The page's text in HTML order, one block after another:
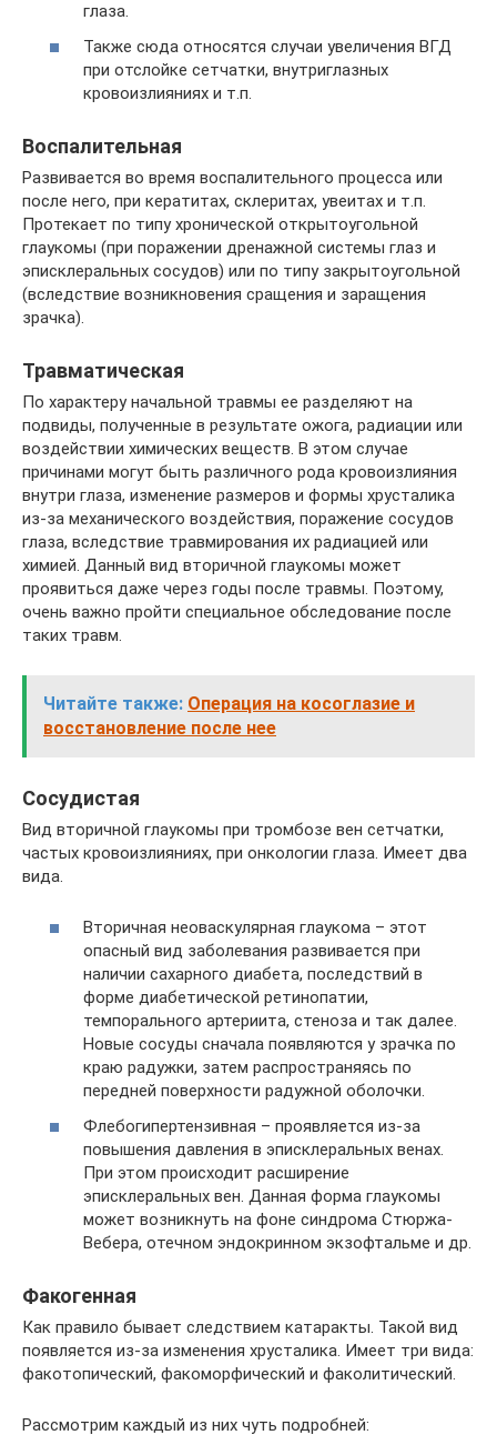
глаза.
Также сюда относятся случаи увеличения ВГД
при отслойке сетчатки, внутриглазных
кровоизлияниях и т.п.
Воспалительная
Развивается во время воспалительного процесса или
после него, при кератитах, склеритах, увеитах и т.п.
Протекает по типу хронической открытоугольной
глаукомы (при поражении дренажной системы глаз и
эписклеральных сосудов) или по типу закрытоугольной
(вследствие возникновения сращения и заращения
зрачка).
Травматическая
По характеру начальной травмы ее разделяют на
подвиды, полученные в результате ожога, радиации или
воздействии химических веществ. В этом случае
причинами могут быть различного рода кровоизлияния
внутри глаза, изменение размеров и формы хрусталика
из-за механического воздействия, поражение сосудов
глаза, вследствие травмирования их радиацией или
химией. Данный вид вторичной глаукомы может
проявиться даже через годы после травмы. Поэтому,
очень важно пройти специальное обследование после
таких травм.
Читайте также: Операция на косоглазие и
восстановление после нее
Сосудистая
Вид вторичной глаукомы при тромбозе вен сетчатки,
частых кровоизлияниях, при онкологии глаза. Имеет два
вида.
Вторичная неоваскулярная глаукома – этот
опасный вид заболевания развивается при
наличии сахарного диабета, последствий в
форме диабетической ретинопатии,
темпорального артериита, стеноза и так далее.
Новые сосуды сначала появляются у зрачка по
краю радужки, затем распространяясь по
передней поверхности радужной оболочки.
Флебогипертензивная – проявляется из-за
повышения давления в эписклеральных венах.
При этом происходит расширение
эписклеральных вен. Данная форма глаукомы
может возникнуть на фоне синдрома Стюржа-
Вебера, отечном эндокринном экзофтальме и др.
Факогенная
Как правило бывает следствием катаракты. Такой вид
появляется из-за изменения хрусталика. Имеет три вида:
факотопический, факоморфический и факолитический.
Рассмотрим каждый из них чуть подробней: